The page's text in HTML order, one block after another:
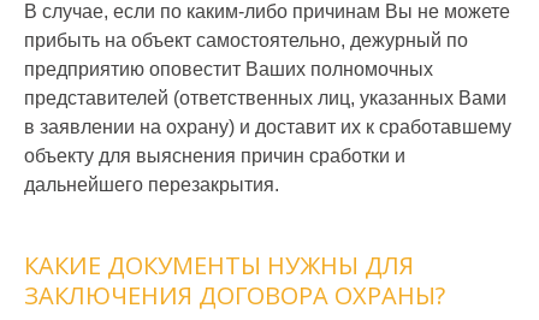
В случае, если по каким-либо причинам Вы не можете
прибыть на объект самостоятельно, дежурный по
предприятию оповестит Ваших полномочных
представителей (ответственных лиц, указанных Вами
в заявлении на охрану) и доставит их к сработавшему
объекту для выяснения причин сработки и
дальнейшего перезакрытия.
КАКИЕ ДОКУМЕНТЫ НУЖНЫ ДЛЯ
ЗАКЛЮЧЕНИЯ ДОГОВОРА ОХРАНЫ?